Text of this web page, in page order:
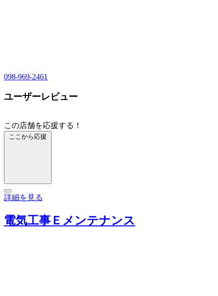
098-969-2461
ユーザーレビュー
この店舗を応援する！
ここから応援
詳細を見る
電気工事Ｅメンテナンス